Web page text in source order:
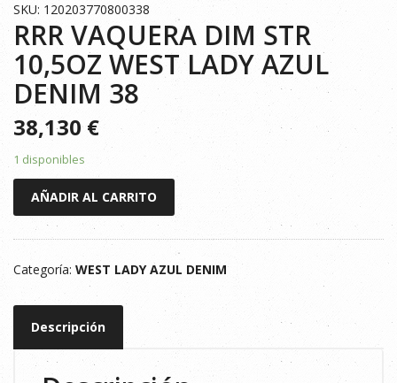
SKU: 120203770800338
RRR VAQUERA DIM STR
10,5OZ WEST LADY AZUL
DENIM 38
38,130€
1 disponibles
DIM
10,5OZ
AZUL
DENIM
AÑADIR AL CARRITO
Categoría: WEST LADY AZUL DENIM
Descripción